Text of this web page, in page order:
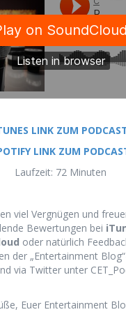
LINK ZUM
LINK ZUM
Laufzeit: 72 Minuten
viel Vergnügen und
Bewertungen bei
oder natürlich
der „Entertainment
via Twitter unter
Euer Entertainment